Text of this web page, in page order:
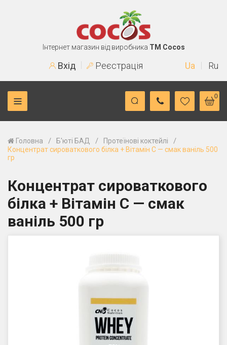
Інтернет магазин від виробника TM Cocos
Вхід Реєстрація Ua Ru
0
Головна / Б'юті БАД / Протеїнові коктейлі /
Концентрат сироваткового білка + Вітамін С — смак ваніль 500
гр
Концентрат сироваткового
білка + Вітамін С — смак
ваніль 500 гр